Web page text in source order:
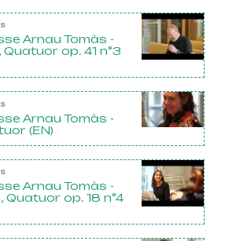
Arnau Tomàs -
op. 41 n°3
Arnau Tomàs -
(EN)
Arnau Tomàs -
Quatuor op. 18 n°4